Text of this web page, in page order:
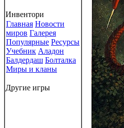
Инвентори
Главная Новости
миров Галерея
Популярные Ресурсы
Учебник Аладон
Балдердаш Болталка
Миры и кланы
Другие игры